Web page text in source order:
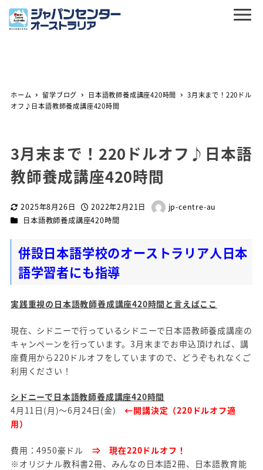
ホーム 留学ブログ 日本語教師養成講座420時間
3月末まで！220ドル
オフ♪日本語教師養成講座420時間
3月末まで！220ドルオフ♪日本語
教師養成講座420時間
更新日2025年8月26日 投稿日2022年2月21日
著
jp-centre-au
カテゴリー
日本語教師養成講座420時間
併設日本語学校のオーストラリア人日本
語学習者にも指導
実践重視の日本語教師養成講座420時間と言えばここ
現在、シドニーで行っているシドニーで日本語教師養成講座の
キャンペーンを行っています。3月末までお申込頂ければ、講
座費用から220ドルオフをしていますので、どうぞもれなくご
利用ください！
シドニーで日本語教師養成講座420時間
4月11日(月)～6月24日(金)←開講決定（220ドルオフ適
用）
費用：4950豪ドル ⇒ 現在220ドルオフ！
※オリジナル教科書2冊、みんなの日本語2冊、日本語教育能